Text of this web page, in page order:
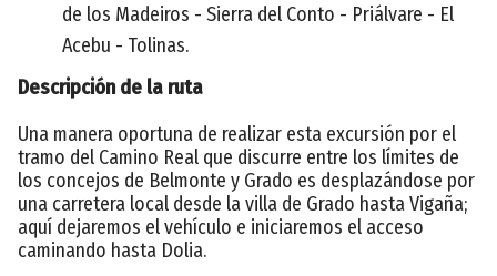
de los Madeiros - Sierra del Conto - Priálvare - El
Acebu - Tolinas.
Descripción de la ruta
Una manera oportuna de realizar esta excursión por el
tramo del Camino Real que discurre entre los límites de
los concejos de Belmonte y Grado es desplazándose por
una carretera local desde la villa de Grado hasta Vigaña;
aquí dejaremos el vehículo e iniciaremos el acceso
caminando hasta Dolia.